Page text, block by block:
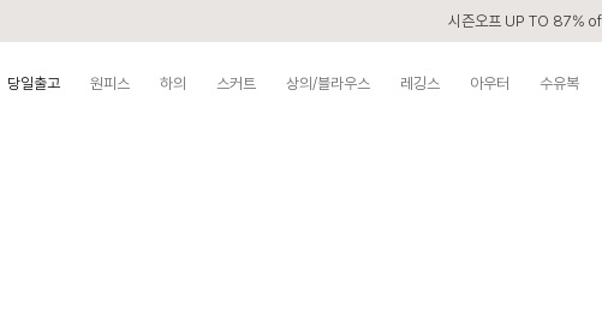
시즌오프 UP TO 87%
당일출고 원피스 하의 스커트 상의/블라우스 레깅스 아우터 수유복